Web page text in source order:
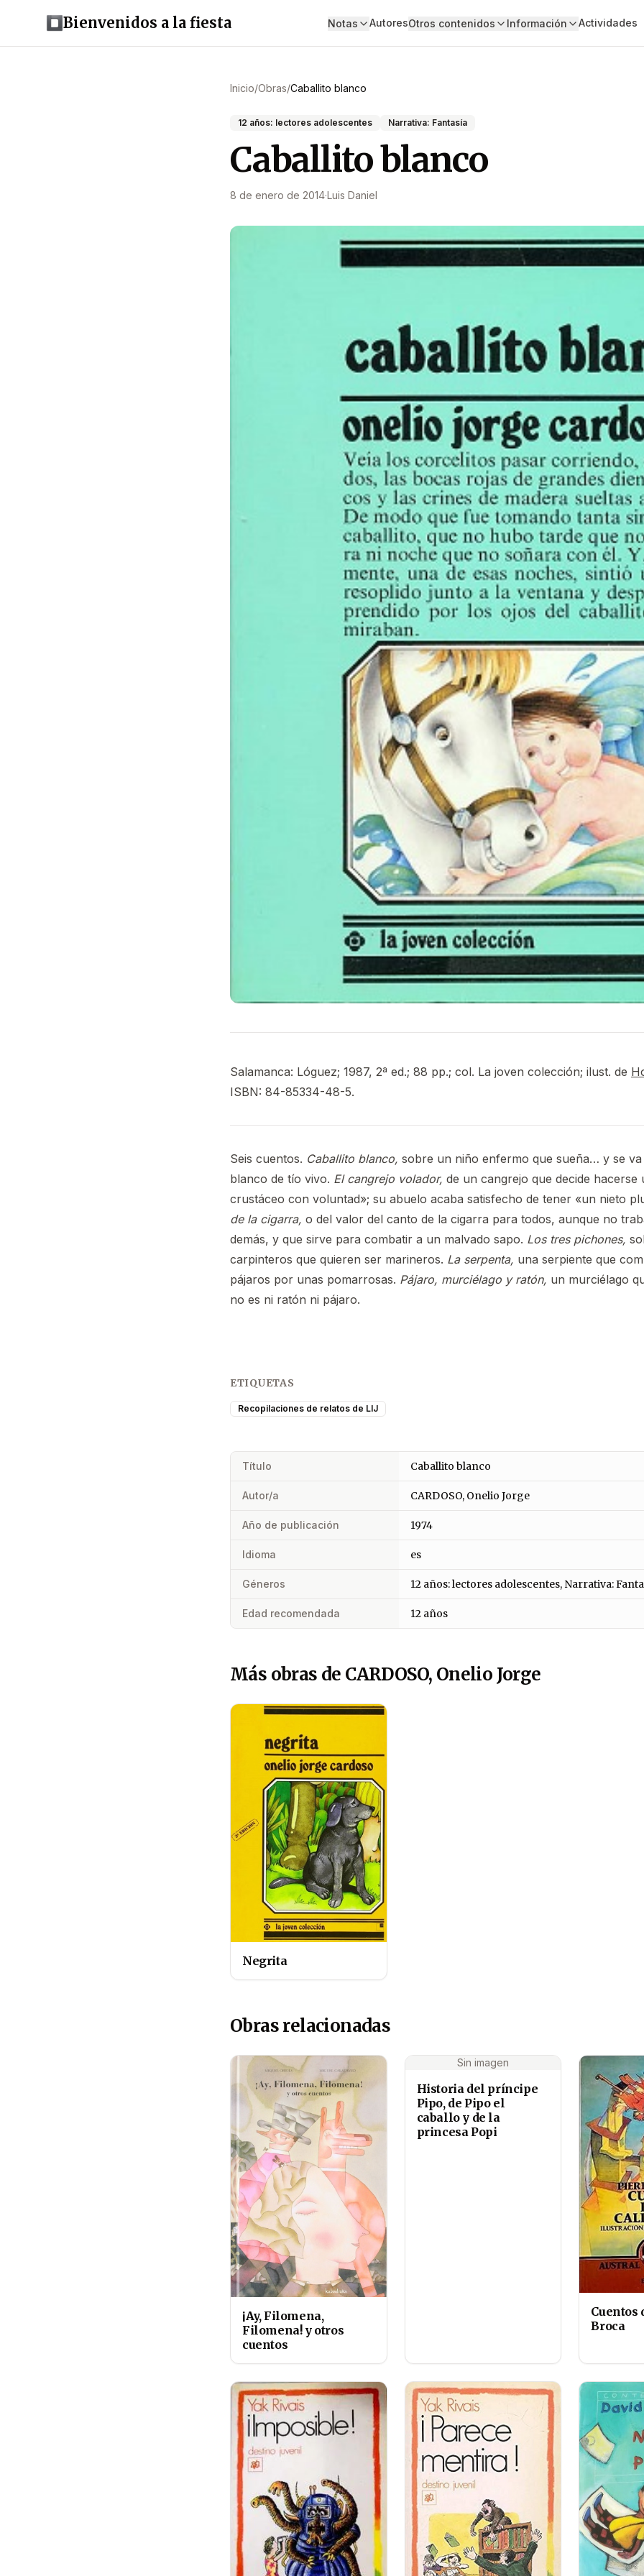
Bienvenidos a la fiesta Notas AutoresOtros contenidos Información Actividades
Inicio/Obras/Caballito blanco
12 años: lectores adolescentes Narrativa: Fantasía
Caballito blanco
8 de enero de 2014·Luis Daniel
Salamanca: Lóguez; 1987, 2ª ed.; 88 pp.; col. La joven colección; ilust. de
ISBN: 84-85334-48-5.
Seis cuentos. Caballito blanco, sobre un niño enfermo que sueña… y se
blanco de tío vivo. El cangrejo volador, de un cangrejo que decide hacerse
crustáceo con voluntad»; su abuelo acaba satisfecho de tener «un nieto
de la cigarra, o del valor del canto de la cigarra para todos, aunque no
demás, y que sirve para combatir a un malvado sapo. Los tres pichones,
carpinteros que quieren ser marineros. La serpenta, una serpiente que
pájaros por unas pomarrosas. Pájaro, murciélago y ratón, un murciélago
no es ni ratón ni pájaro.
ETIQUETAS
Recopilaciones de relatos de LIJ
Título Caballito blanco
Autor/a CARDOSO, Onelio Jorge
Año de publicación 1974
Idioma es
Géneros 12 años: lectores adolescentes, Narrativa:
Edad recomendada 12 años
Más obras de CARDOSO, Onelio Jorge
Negrita
Obras relacionadas
¡Ay, Filomena,
Filomena! y otros
cuentos
Sin imagen
Historia del príncipe
Pipo, de Pipo el
caballo y de la
princesa Popi
Cuentos
Broca